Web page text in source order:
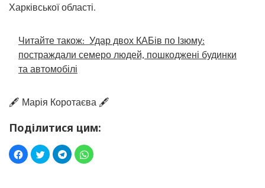
Харківської області.
Читайте також: Удар двох КАБів по Ізюму:
постраждали семеро людей, пошкоджені будинки
та автомобілі
🖋️ Марія Коротаєва 🖋️
Поділитися цим: